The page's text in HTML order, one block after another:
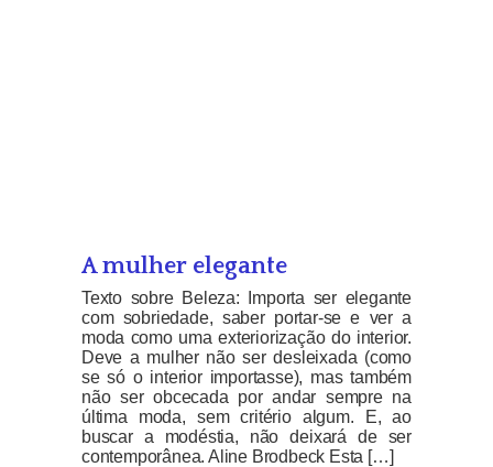
A mulher elegante
Texto sobre Beleza: Importa ser elegante
com sobriedade, saber portar-se e ver a
moda como uma exteriorização do interior.
Deve a mulher não ser desleixada (como
se só o interior importasse), mas também
não ser obcecada por andar sempre na
última moda, sem critério algum. E, ao
buscar a modéstia, não deixará de ser
contemporânea. Aline Brodbeck Esta […]